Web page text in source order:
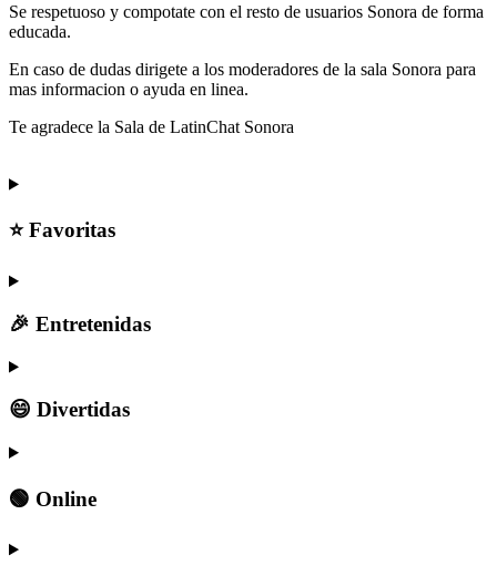
Se respetuoso y compotate con el resto de usuarios Sonora de forma
educada.
En caso de dudas dirigete a los moderadores de la sala Sonora para
mas informacion o ayuda en linea.
Te agradece la Sala de LatinChat Sonora
⭐ Favoritas
🎉 Entretenidas
😄 Divertidas
🟢 Online